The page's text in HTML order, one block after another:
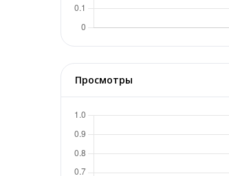
Просмотры